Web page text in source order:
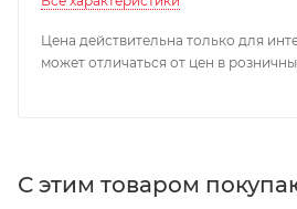
Цена действительна только для
может отличаться от цен в
С этим товаром